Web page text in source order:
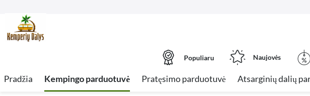
Populiaru Naujovės
Pradžia Kempingo parduotuvė Pratęsimo parduotuvė Atsarginių dalių